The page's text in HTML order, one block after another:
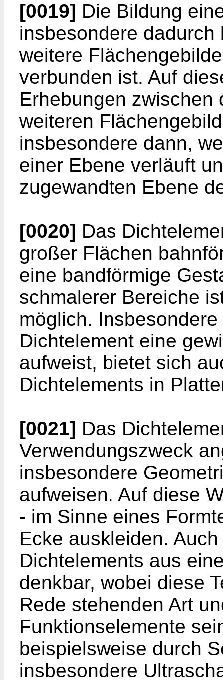
[0019] Die Bildung
insbesondere
weitere
verbunden ist. Auf
Erhebungen zwischen
weiteren
insbesondere dann,
einer Ebene verläuft
zugewandten Ebene
[0020] Das
großer Flächen
eine bandförmige
schmalerer Bereiche
möglich.
Dichtelement eine
aufweist, bietet sich
Dichtelements in
[0021] Das
Verwendungszweck
insbesondere
aufweisen. Auf diese
- im Sinne eines
Ecke auskleiden.
Dichtelements aus
denkbar, wobei diese
Rede stehenden Art
Funktionselemente
beispielsweise durch
insbesondere